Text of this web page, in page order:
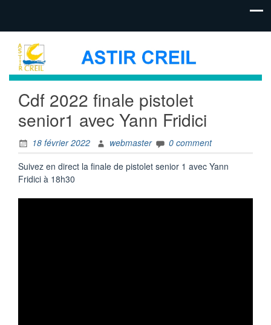
Cdf 2022 finale pistolet
senior1 avec Yann Fridici
18 février 2022 webmaster
0 comment
Suivez en direct la finale de pistolet senior 1 avec Yann
Fridici à 18h30